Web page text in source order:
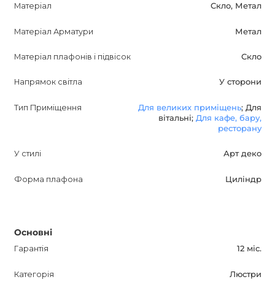
Гарантія на цю люстру складає 12 місяців, що
підтверджує її високу якість і надійність. Ціна вказана за
уточнити у наших менеджерів.
тих, хто хоче додати розкіш і стиль у своє приміщення.
Замовте цю люстру зараз і насолоджуйтесь унікальною
атмосферою, яку вона створить у вашому інтер'єрі.
Матеріал Скло, Метал
Матеріал Арматури Метал
Матеріал плафонів і підвісок Скло
Напрямок світла У сторони
Тип Приміщення Для великих приміщень; Для
вітальні; Для кафе, бару,
ресторану
У стилі Арт деко
Форма плафона Циліндр
Основні
Гарантія 12 міс.
Категорія Люстри